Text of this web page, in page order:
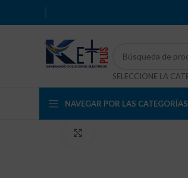
NAVEGAR POR LAS CATEGORÍAS